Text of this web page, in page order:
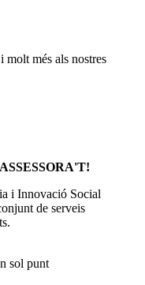
molt més als nostres
i Innovació Social
de serveis